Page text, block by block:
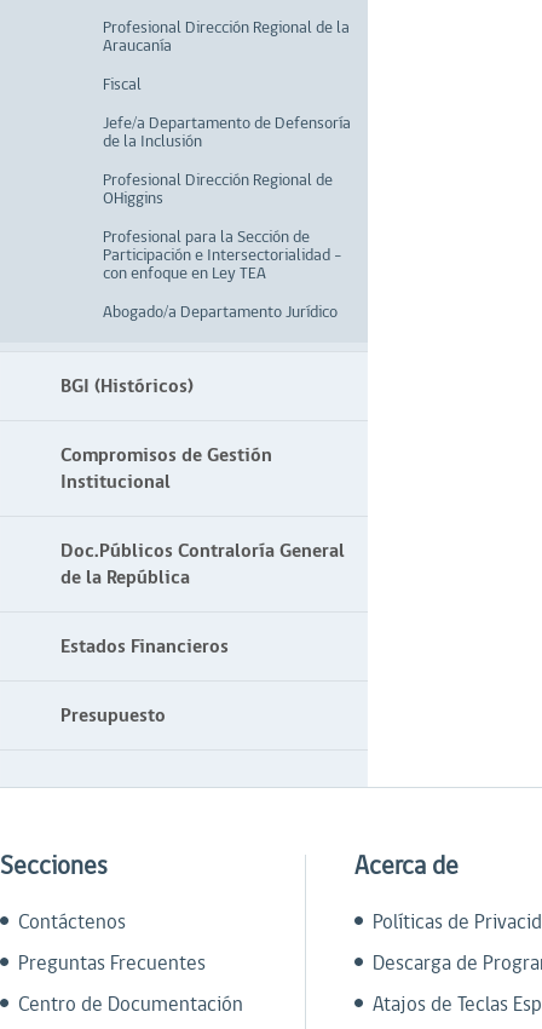
Profesional Dirección Regional de la
Araucanía
Fiscal
Jefe/a Departamento de Defensoría
de la Inclusión
Profesional Dirección Regional de
OHiggins
Profesional para la Sección de
Participación e Intersectorialidad –
con enfoque en Ley TEA
Abogado/a Departamento Jurídico
BGI (Históricos)
Compromisos de Gestión
Institucional
Doc.Públicos Contraloría General
de la República
Estados Financieros
Presupuesto
Secciones
Contáctenos
Preguntas Frecuentes
Centro de Documentación
Acerca de
Políticas de
Descarga de
Atajos de Teclas